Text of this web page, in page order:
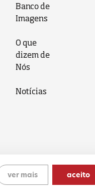
ver mais aceito
Banco de
Imagens
O que
dizem de
Nós
Notícias